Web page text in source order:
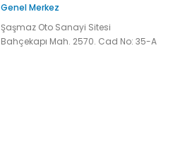
Genel Merkez
Şaşmaz Oto Sanayi Sitesi
Bahçekapı Mah. 2570. Cad No: 35-A